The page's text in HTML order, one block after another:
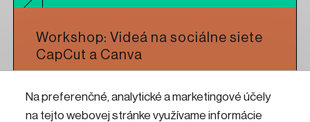
Na preferenčné, analytické a marketingové účely
na tejto webovej stránke využívame informácie
Workshop: Videá na sociálne siete
CapCut a Canva
Čítať viac